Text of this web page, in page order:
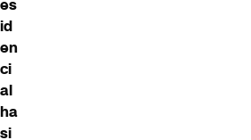
es
id
en
ci
al
ha
si